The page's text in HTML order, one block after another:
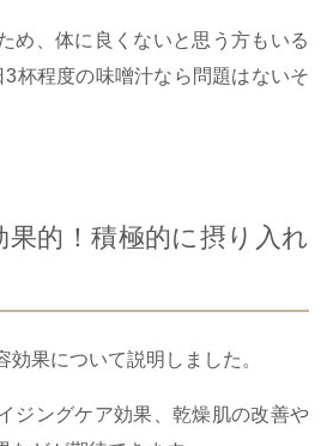
め、体に良くないと思う方もいる
杯程度の味噌汁なら問題はないそ
果的！積極的に摂り入れ
果について説明しました。
ジングケア効果、乾燥肌の改善や